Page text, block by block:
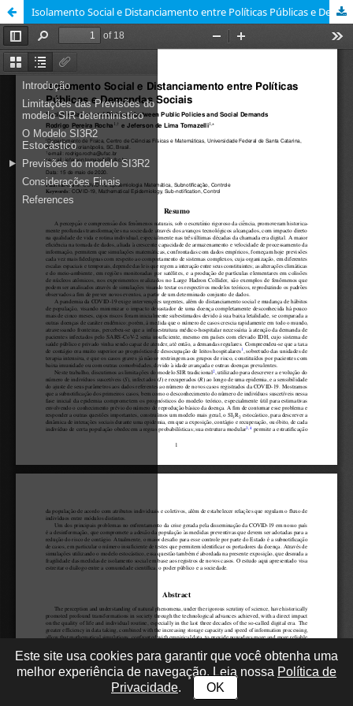
Isolamento Social e Distanciamento entre Políticas Públicas e Demandas Sociais
Este site usa cookies para garantir que você obtenha uma
melhor experiência de navegação. Leia nossa Política de
Privacidade. OK